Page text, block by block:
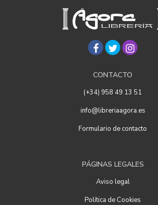
CONTACTO
(+34) 958 49 13 51
info@libreriaagora.es
Formulario de contacto
PÁGINAS LEGALES
Aviso legal
Política de Cookies